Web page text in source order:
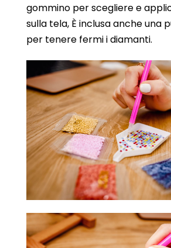
gommino per scegliere e
sulla tela, È inclusa anche una
per tenere fermi i diamanti.